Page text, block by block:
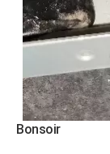
Bonsoir